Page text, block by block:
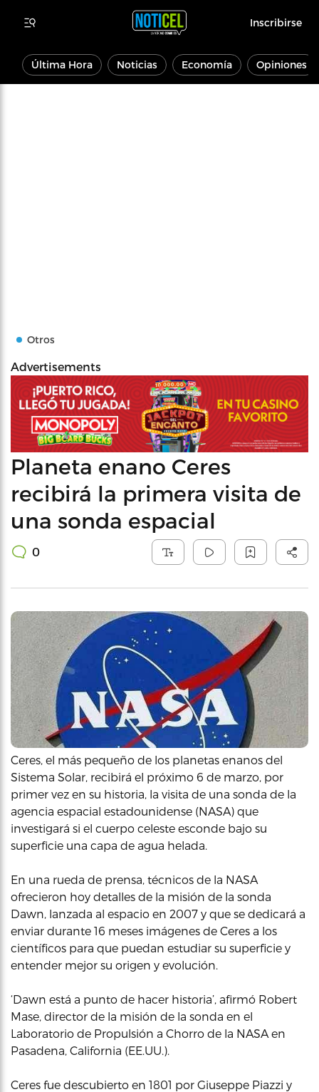
Inscribirse
Última Hora Noticias Economía Opiniones
Otros
Advertisements
Planeta enano Ceres
recibirá la primera visita de
una sonda espacial
0
Ceres, el más pequeño de los planetas enanos del
Sistema Solar, recibirá el próximo 6 de marzo, por
primer vez en su historia, la visita de una sonda de la
agencia espacial estadounidense (NASA) que
investigará si el cuerpo celeste esconde bajo su
superficie una capa de agua helada.
En una rueda de prensa, técnicos de la NASA
ofrecieron hoy detalles de la misión de la sonda
Dawn, lanzada al espacio en 2007 y que se dedicará a
enviar durante 16 meses imágenes de Ceres a los
científicos para que puedan estudiar su superficie y
entender mejor su origen y evolución.
‘Dawn está a punto de hacer historia’, afirmó Robert
Mase, director de la misión de la sonda en el
Laboratorio de Propulsión a Chorro de la NASA en
Pasadena, California (EE.UU.).
Ceres fue descubierto en 1801 por Giuseppe Piazzi y